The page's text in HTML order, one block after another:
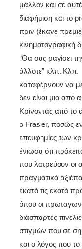
μάλλον και σε
διαφήμιση και το
πριν (έκανε
κινηματογραφική
“Θα σας ραγίσει
άλλοτε” κλπ. Κλπ.
καταφέρνουν να
δεν είναι μια από
Κρίνοντας από το
ο Frasier, ποσώς
επευφημίες των
ένιωσα ότι
που λατρεύουν οι
πραγματικά
εκατό τις εκατό
όπου οι
διάσπαρτες
στιγμών που σε
και ο λόγος που